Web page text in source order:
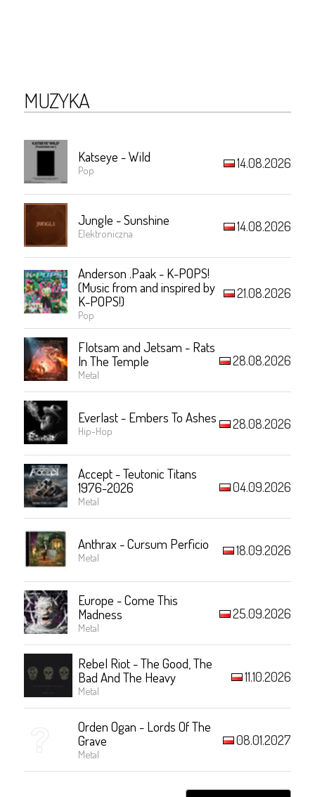
MUZYKA
Katseye - Wild
Pop 14.08.2026
Jungle - Sunshine
Elektroniczna 14.08.2026
Anderson .Paak - K-POPS!
(Music from and inspired by
K-POPS!)
Pop
21.08.2026
Flotsam and Jetsam - Rats
In The Temple
Metal
28.08.2026
Everlast - Embers To Ashes
Hip-Hop 28.08.2026
Accept - Teutonic Titans
1976-2026
Metal
04.09.2026
Anthrax - Cursum Perficio
Metal 18.09.2026
Europe - Come This
Madness
Metal
25.09.2026
Rebel Riot - The Good, The
Bad And The Heavy
Metal
11.10.2026
Orden Ogan - Lords Of The
Grave
Metal
08.01.2027